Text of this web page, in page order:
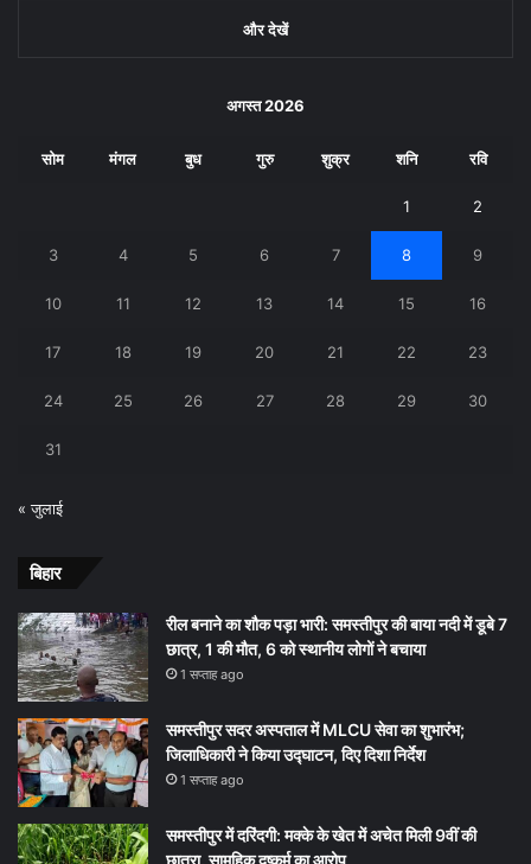
और देखें
अगस्त 2026
सोम मंगल बुध गुरु शुक्र शनि रवि
1 2
3 4 5 6 7 8 9
10 11 12 13 14 15 16
17 18 19 20 21 22 23
24 25 26 27 28 29 30
31
« जुलाई
बिहार
रील बनाने का शौक पड़ा भारी: समस्तीपुर की बाया नदी में डूबे 7
छात्र, 1 की मौत, 6 को स्थानीय लोगों ने बचाया
1 सप्ताह ago
समस्तीपुर सदर अस्पताल में MLCU सेवा का शुभारंभ;
जिलाधिकारी ने किया उद्घाटन, दिए दिशा निर्देश
1 सप्ताह ago
समस्तीपुर में दरिंदगी: मक्के के खेत में अचेत मिली 9वीं की